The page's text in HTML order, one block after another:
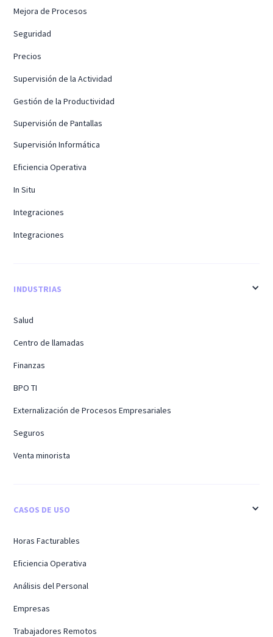
Mejora de Procesos
Seguridad
Precios
Supervisión de la Actividad
Gestión de la Productividad
Supervisión de Pantallas
Supervisión Informática
Eficiencia Operativa
In Situ
Integraciones
Integraciones
INDUSTRIAS
Salud
Centro de llamadas
Finanzas
BPO TI
Externalización de Procesos Empresariales
Seguros
Venta minorista
CASOS DE USO
Horas Facturables
Eficiencia Operativa
Análisis del Personal
Empresas
Trabajadores Remotos